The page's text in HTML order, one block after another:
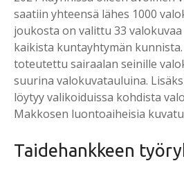
saatiin yhteensä lähes 1000
joukosta on valittu 33
kaikista kuntayhtymän
toteutettu sairaalan seinille
suurina valokuvatauluina.
löytyy valikoiduissa kohdista
Makkosen luontoaiheisia
Taidehankkeen